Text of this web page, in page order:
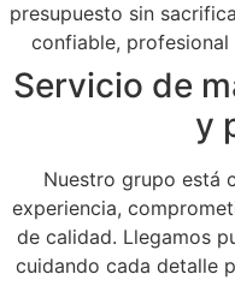
presupuesto sin
confiable,
Servicio de
y
Nuestro grupo está
experiencia,
de calidad. Llegamos
cuidando cada detalle